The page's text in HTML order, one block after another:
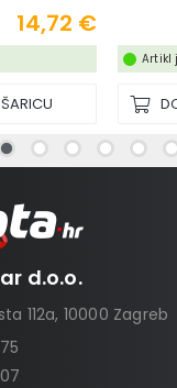
14,72 €
Artikl
d.o.o.
112a, 10000 Zagreb